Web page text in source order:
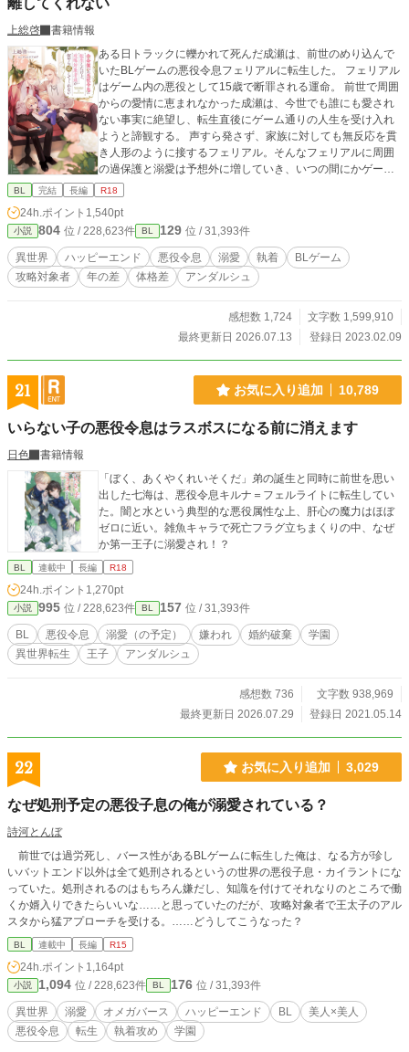
離してくれない
上総啓
書籍情報
ある日トラックに轢かれて死んだ成瀬は、前世のめり込んで
いたBLゲームの悪役令息フェリアルに転生した。 フェリアル
はゲーム内の悪役として15歳で断罪される運命。 前世で周囲
からの愛情に恵まれなかった成瀬は、今世でも誰にも愛され
ない事実に絶望し、転生直後にゲーム通りの人生を受け入れ
ようと諦観する。 声すら発さず、家族に対しても無反応を貫
き人形のように接するフェリアル。そんなフェリアルに周囲
の過保護と溺愛は予想外に増していき、いつの間にかゲーム
のシナリオとズレた展開が巻き起こっていく。 気付けば兄達
ゲームの攻略対象者達がフェリアルに執着するようになり…
――？ 周囲の愛に疎い悪役令息の無自覚総愛されライフ。 ※
最終的に固定カプ
BL 完結 長編 R18
24h.ポイント 1,540pt
小説 804 位 / 228,623件 BL 129 位 / 31,393件
異世界 ハッピーエンド 悪役令息 溺愛 執着
BLゲーム
攻略対象者
年の差 体格差 アンダルシュ
感想数 1,724
文字数 1,599,910
最終更新日 2026.07.13
登録日 2023.02.09
21 お気に入り追加 10,789
いらない子の悪役令息はラスボスになる前に消えます
日色
書籍情報
「ぼく、あくやくれいそくだ」弟の誕生と同時に前世を思い
出した七海は、悪役令息キルナ＝フェルライトに転生してい
た。闇と水という典型的な悪役属性な上、肝心の魔力はほぼ
ゼロに近い。雑魚キャラで死亡フラグ立ちまくりの中、なぜ
か第一王子に溺愛され！？
BL 連載中 長編 R18
24h.ポイント 1,270pt
小説 995 位 / 228,623件 BL 157 位 / 31,393件
BL 悪役令息 溺愛（の予定） 嫌われ 婚約破棄
学園
異世界転生
王子 アンダルシュ
感想数 736
文字数 938,969
最終更新日 2026.07.29
登録日 2021.05.14
22 お気に入り追加 3,029
なぜ処刑予定の悪役子息の俺が溺愛されている？
詩河とんぼ
前世では過労死し、バース性があるBLゲームに転生した俺は、なる方が珍し
いバットエンド以外は全て処刑されるというの世界の悪役子息・カイラントにな
っていた。処刑されるのはもちろん嫌だし、知識を付けてそれなりのところで働
くか婿入りできたらいいな……と思っていたのだが、攻略対象者で王太子のアル
スタから猛アプローチを受ける。……どうしてこうなった？
BL 連載中 長編 R15
24h.ポイント 1,164pt
小説 1,094 位 / 228,623件 BL 176 位 / 31,393件
異世界 溺愛 オメガバース ハッピーエンド BL
美人×美人
悪役令息
転生 執着攻め 学園